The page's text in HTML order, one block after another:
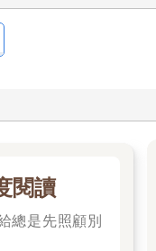
閱讀
總是先照顧別